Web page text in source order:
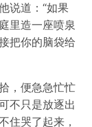
说道：“如果
里造一座喷泉
把你的脑袋给
，便急急忙忙
不只是放逐出
住哭了起来，